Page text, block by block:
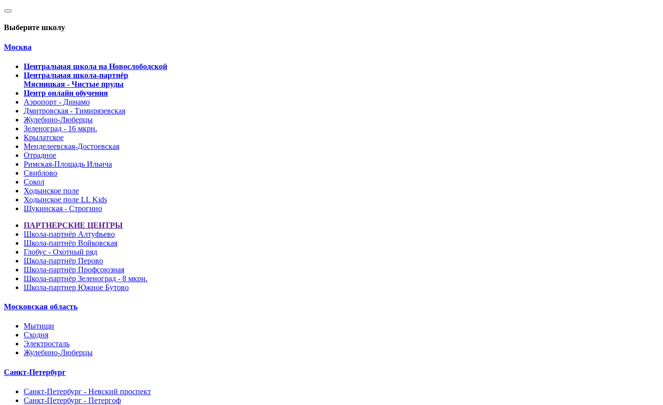
Выберите школу
Москва
Центральная школа на Новослободской
Центральная школа-партнёр
Мясницкая - Чистые пруды
Центр онлайн обучения
Аэропорт - Динамо
Дмитровская - Тимирязевская
Жулебино-Люберцы
Зеленоград - 16 мкрн.
Крылатское
Менделеевская-Достоевская
Отрадное
Римская-Площадь Ильича
Свиблово
Сокол
Ходынское поле
Ходынское поле LL Kids
Щукинская - Строгино
ПАРТНЕРСКИЕ ЦЕНТРЫ
Школа-партнёр Алтуфьево
Школа-партнёр Войковская
Глобус - Охотный ряд
Школа-партнёр Перово
Школа-партнёр Профсоюзная
Школа-партнёр Зеленоград - 8 мкрн.
Школа-партнер Южное Бутово
Московская область
Мытищи
Сходня
Электросталь
Жулебино-Люберцы
Санкт-Петербург
Санкт-Петербург - Невский проспект
Санкт-Петербург - Петергоф